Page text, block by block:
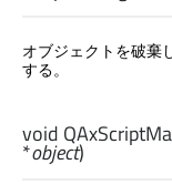
オブジェクトを破棄
する。
void
*object)